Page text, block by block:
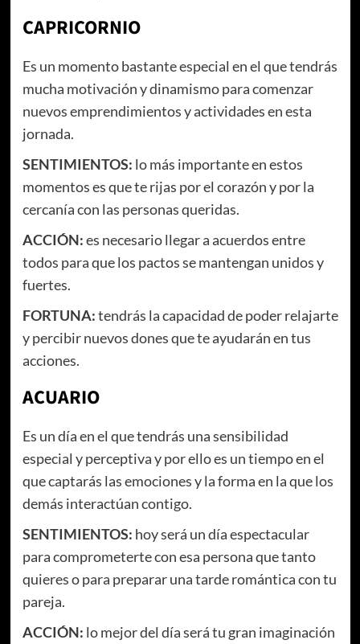
CAPRICORNIO
Es un momento bastante especial en el que tendrás
mucha motivación y dinamismo para comenzar
nuevos emprendimientos y actividades en esta
jornada.
SENTIMIENTOS: lo más importante en estos
momentos es que te rijas por el corazón y por la
cercanía con las personas queridas.
ACCIÓN:es necesario llegar a acuerdos entre
todos para que los pactos se mantengan unidos y
fuertes.
FORTUNA:tendrás la capacidad de poder relajarte
y percibir nuevos dones que te ayudarán en tus
acciones.
ACUARIO
Es un día en el que tendrás una sensibilidad
especial y perceptiva y por ello es un tiempo en el
que captarás las emociones y la forma en la que los
demás interactúan contigo.
SENTIMIENTOS: hoy será un día espectacular
para comprometerte con esa persona que tanto
quieres o para preparar una tarde romántica con tu
pareja.
ACCIÓN: lo mejor del día será tu gran imaginación